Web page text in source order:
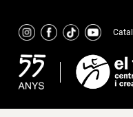
content